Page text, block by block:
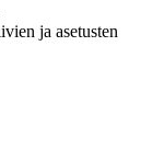
ja asetusten